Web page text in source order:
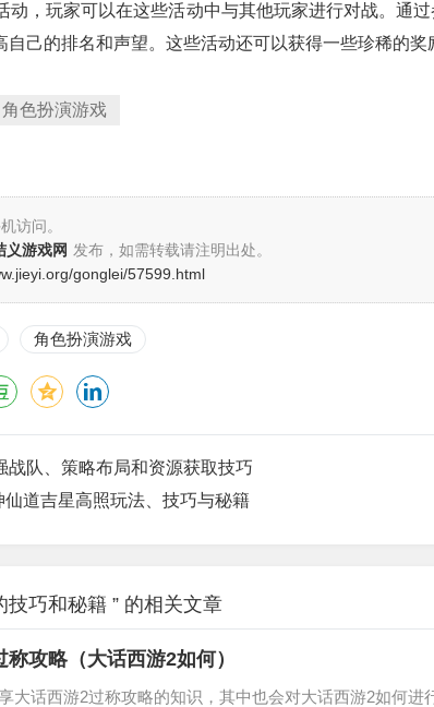
动，玩家可以在这些活动中与其他玩家进行对战。通
己的排名和声望。这些活动还可以获得一些珍稀的奖
角色扮演游戏
访问。
义游戏网 发布，如需转载请注明出处。
gonglei/57599.html
角色扮演游戏
战队、策略布局和资源获取技巧
道吉星高照玩法、技巧与秘籍
巧和秘籍 ” 的相关文章
称攻略（大话西游2如何）
大话西游2过称攻略的知识，其中也会对大话西游2如何进